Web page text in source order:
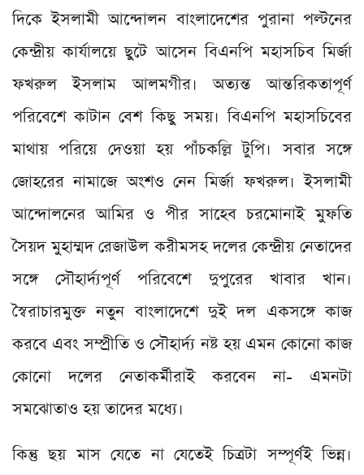
দিকে ইসলামী আন্দোলন বাংলাদেশের পুরানা পল্টনের
কেন্দ্রীয় কার্যালয়ে ছুটে আসেন বিএনপি মহাসচিব মির্জা
ফখরুল ইসলাম আলমগীর। অত্যন্ত আন্তরিকতাপূর্ণ
পরিবেশে কাটান বেশ কিছু সময়। বিএনপি মহাসচিবের
মাথায় পরিয়ে দেওয়া হয় পাঁচকল্লি টুপি। সবার সঙ্গে
জোহরের নামাজে অংশও নেন মির্জা ফখরুল। ইসলামী
আন্দোলনের আমির ও পীর সাহেব চরমোনাই মুফতি
সৈয়দ মুহাম্মদ রেজাউল করীমসহ দলের কেন্দ্রীয় নেতাদের
সঙ্গে সৌহার্দ্যপূর্ণ পরিবেশে দুপুরের খাবার খান।
স্বৈরাচারমুক্ত নতুন বাংলাদেশে দুই দল একসঙ্গে কাজ
করবে এবং সম্প্রীতি ও সৌহার্দ্য নষ্ট হয় এমন কোনো কাজ
কোনো দলের নেতাকর্মীরাই করবেন না- এমনটা
সমঝোতাও হয় তাদের মধ্যে।
কিন্তু ছয় মাস যেতে না যেতেই চিত্রটা সম্পূর্ণই ভিন্ন।